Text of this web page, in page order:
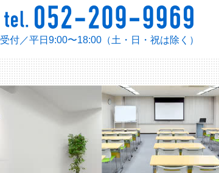
受付／平日9:00〜18:00（土・日・祝は除く）